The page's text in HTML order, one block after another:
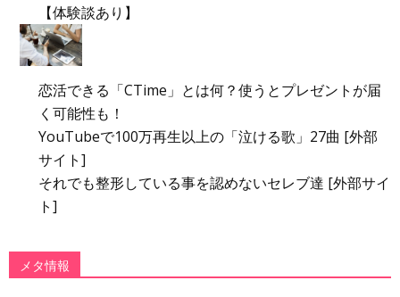
【体験談あり】
恋活できる「CTime」とは何？使うとプレゼントが届
く可能性も！
YouTubeで100万再生以上の「泣ける歌」27曲 [外部
サイト]
それでも整形している事を認めないセレブ達 [外部サイ
ト]
メタ情報